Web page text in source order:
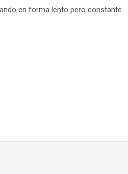
en forma lento pero constante.